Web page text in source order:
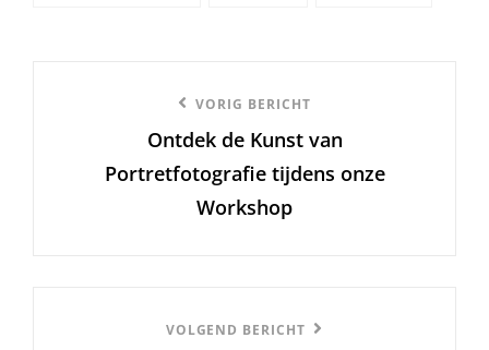
VORIG BERICHT
Ontdek de Kunst van
Portretfotografie tijdens onze
Workshop
VOLGEND BERICHT